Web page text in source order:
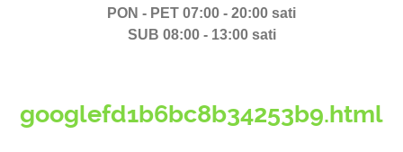
PON - PET 07:00 - 20:00 sati
SUB 08:00 - 13:00 sati
googlefd1b6bc8b34253b9.html